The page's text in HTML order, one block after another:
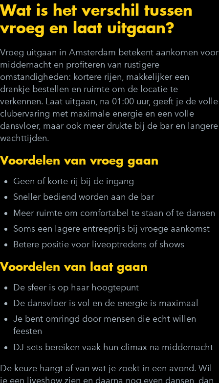
Wat is het verschil tussen
vroeg en laat uitgaan?
Vroeg uitgaan in Amsterdam betekent aankomen voor
middernacht en profiteren van rustigere
omstandigheden: kortere rijen, makkelijker een
drankje bestellen en ruimte om de locatie te
verkennen. Laat uitgaan, na 01:00 uur, geeft je de volle
clubervaring met maximale energie en een volle
dansvloer, maar ook meer drukte bij de bar en langere
wachttijden.
Voordelen van vroeg gaan
Geen of korte rij bij de ingang
Sneller bediend worden aan de bar
Meer ruimte om comfortabel te staan of te dansen
Soms een lagere entreeprijs bij vroege aankomst
Betere positie voor liveoptredens of shows
Voordelen van laat gaan
De sfeer is op haar hoogtepunt
De dansvloer is vol en de energie is maximaal
Je bent omringd door mensen die echt willen
feesten
DJ-sets bereiken vaak hun climax na middernacht
De keuze hangt af van wat je zoekt in een avond. Wil
je een liveshow zien en daarna nog even dansen, dan